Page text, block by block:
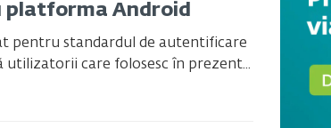
Android
pentru standardul de autentificare
utilizatorii care folosesc în prezent...